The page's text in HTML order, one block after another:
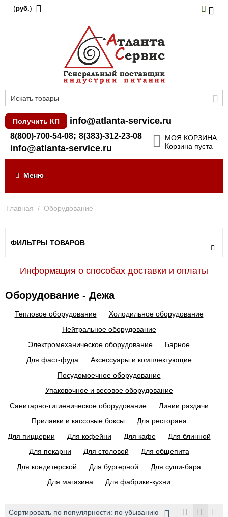
(руб.)
Получить КП info@atlanta-service.ru
8(800)-700-54-08; 8(383)-312-23-08
info@atlanta-service.ru
МОЯ КОРЗИНА
Корзина пуста
Меню
Главная / Оборудование
ФИЛЬТРЫ ТОВАРОВ
Информация о способах доставки и оплаты
Оборудование - Дежа
Тепловое оборудование
Холодильное оборудование
Нейтральное оборудование
Электромеханическое оборудование
Барное
Для фаст-фуда
Аксессуары и комплектующие
Посудомоечное оборудование
Упаковочное и весовое оборудование
Санитарно-гигиеническое оборудование
Линии раздачи
Прилавки и кассовые боксы
Для ресторана
Для пиццерии
Для кофейни Для кафе
Для блинной
Для пекарни
Для столовой
Для общепита
Для кондитерской
Для бургерной
Для суши-бара
Для магазина
Для фабрики-кухни
Сортировать по популярности: по убыванию